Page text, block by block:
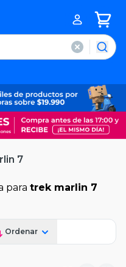
7
para trek marlin 7
Ordenar